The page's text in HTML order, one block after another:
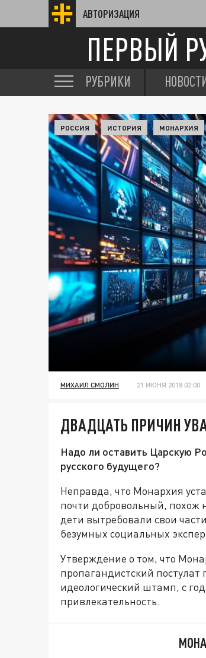
АВТОРИЗАЦИЯ
ПЕРВЫЙ
РУБРИКИ
РОССИЯ ИСТОРИЯ МОНАРХИЯ
МИХАИЛ СМОЛИН 21 ИЮНЯ 2018 02:00
ДВАДЦАТЬ ПРИЧИН
Надо ли оставить Царскую
русского будущего?
Неправда, что Монархия
почти добровольный, похож
дети вытребовали свои
безумных социальных
Утверждение о том, что
пропагандистский
идеологический штамп, с
привлекательность.